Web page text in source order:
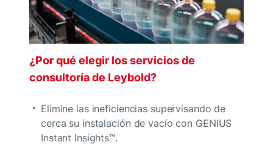
¿Por qué elegir los servicios de
consultoría de Leybold?
Elimine las ineficiencias supervisando de
cerca su instalación de vacío con GENIUS
Instant Insights™.